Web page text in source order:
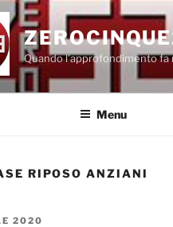
Quando l'approfondimento fa
Menu
RIPOSO ANZIANI
2020